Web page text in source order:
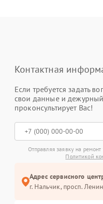
Контактная
Если требуется задать
свои данные и
проконсультирует Вас!
Отправляя заявку на
Политикой
Адрес сервисного
г. Нальчик, просп.